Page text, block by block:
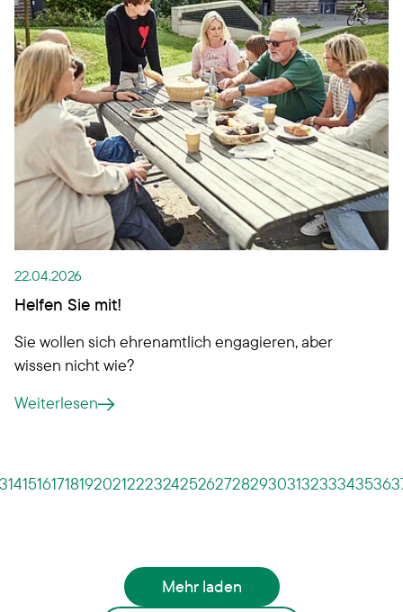
22.04.2026
Helfen Sie mit!
Sie wollen sich ehrenamtlich engagieren, aber
wissen nicht wie?
Weiterlesen
1415161718192021222324252627282930313233343536
Mehr laden